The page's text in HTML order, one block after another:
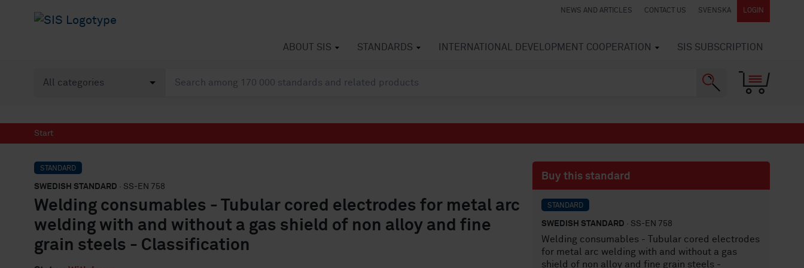
NEWS AND ARTICLES CONTACT US SVENSKA LOGIN
ABOUT SIS STANDARDS INTERNATIONAL DEVELOPMENT COOPERATION SIS SUBSCRIPTION
Start
STANDARD
SWEDISH STANDARD · SS-EN 758
Welding consumables - Tubular cored electrodes for metal arc
welding with and without a gas shield of non alloy and fine
grain steels - Classification
Buy this standard
STANDARD
SWEDISH STANDARD · SS-EN 758
Welding consumables - Tubular cored electrodes
for metal arc welding with and without a gas
shield of non alloy and fine grain steels -